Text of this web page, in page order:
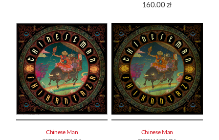
160.00 zł
Chinese Man Chinese Man